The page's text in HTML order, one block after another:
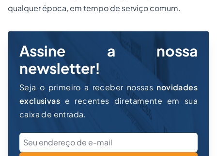
qualquer época, em tempo de serviço comum.
Assine a nossa
newsletter!
Seja o primeiro a receber nossas novidades
exclusivas e recentes diretamente em sua
caixa de entrada.